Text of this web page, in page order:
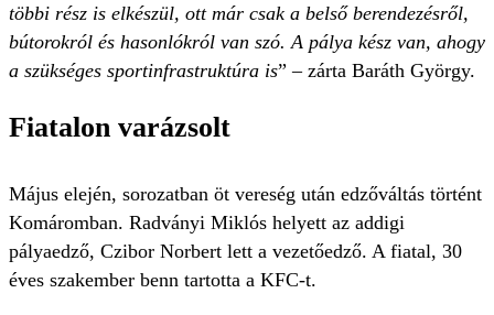
többi rész is elkészül, ott már csak a belső berendezésről,
bútorokról és hasonlókról van szó. A pálya kész van, ahogy
a szükséges sportinfrastruktúra is” – zárta Baráth György.
Fiatalon varázsolt
Május elején, sorozatban öt vereség után edzőváltás történt
Komáromban. Radványi Miklós helyett az addigi
pályaedző, Czibor Norbert lett a vezetőedző. A fiatal, 30
éves szakember benn tartotta a KFC-t.